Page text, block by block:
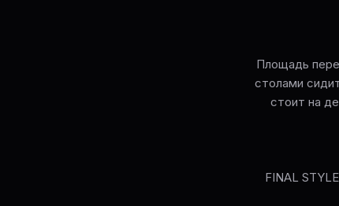
Площадь
столами
стоит на
FINAL